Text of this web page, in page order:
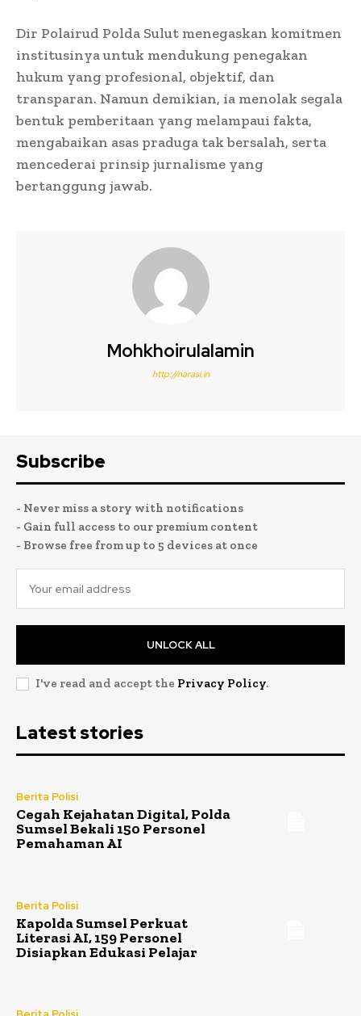
Dir Polairud Polda Sulut menegaskan komitmen
institusinya untuk mendukung penegakan
hukum yang profesional, objektif, dan
transparan. Namun demikian, ia menolak segala
bentuk pemberitaan yang melampaui fakta,
mengabaikan asas praduga tak bersalah, serta
mencederai prinsip jurnalisme yang
bertanggung jawab.
Mohkhoirulalamin
http://narasi.in
Subscribe
- Never miss a story with notifications
- Gain full access to our premium content
- Browse free from up to 5 devices at once
UNLOCK ALL
I've read and accept the Privacy Policy.
Latest stories
Berita Polisi
Cegah Kejahatan Digital, Polda
Sumsel Bekali 150 Personel
Pemahaman AI
Berita Polisi
Kapolda Sumsel Perkuat
Literasi AI, 159 Personel
Disiapkan Edukasi Pelajar